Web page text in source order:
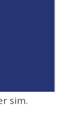
sim.